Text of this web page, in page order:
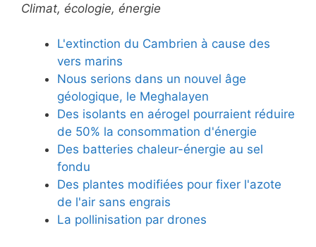
Climat, écologie, énergie
L'extinction du Cambrien à cause des
vers marins
Nous serions dans un nouvel âge
géologique, le Meghalayen
Des isolants en aérogel pourraient réduire
de 50% la consommation d'énergie
Des batteries chaleur-énergie au sel
fondu
Des plantes modifiées pour fixer l'azote
de l'air sans engrais
La pollinisation par drones